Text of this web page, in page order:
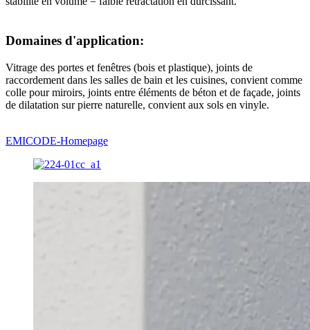
Domaines d'application:
Vitrage des portes et fenêtres (bois et plastique), joints de
raccordement dans les salles de bain et les cuisines, convient comme
colle pour miroirs, joints entre éléments de béton et de façade, joints
de dilatation sur pierre naturelle, convient aux sols en vinyle.
EMICODE-Homepage